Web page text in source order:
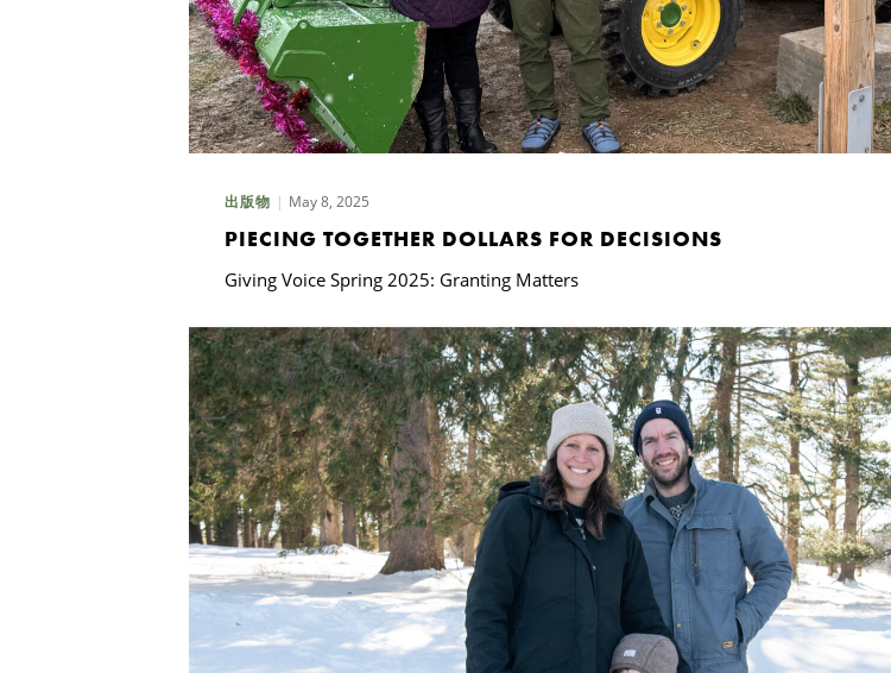
出版物 May 8, 2025
PIECING TOGETHER DOLLARS FOR DECISIONS
Giving Voice Spring 2025: Granting Matters